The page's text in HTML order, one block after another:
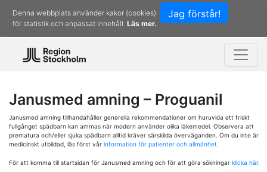
Jag förstår!
Denna webbplats använder kakor (cookies)
för statistik och anpassat innehåll. Läs mer.
Janusmed amning – Proguanil
Janusmed amning tillhandahåller generella rekommendationer om huruvida ett friskt
fullgånget spädbarn kan ammas när modern använder olika läkemedel. Observera att
prematura och/eller sjuka spädbarn alltid kräver särskilda överväganden. Om du inte är
medicinskt utbildad, läs först vår information för patienter och allmänhet.
För att komma till startsidan för Janusmed amning och för att göra sökningar klicka här.